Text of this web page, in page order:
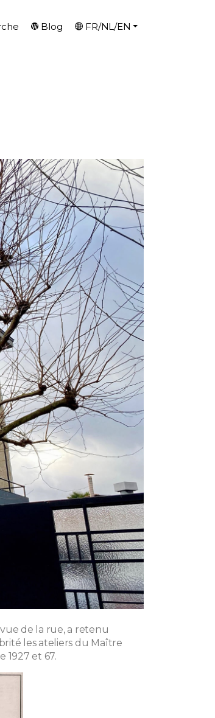
Blog FR/NL/EN
de la rue, a retenu
les ateliers du Maître
1927 et 67.